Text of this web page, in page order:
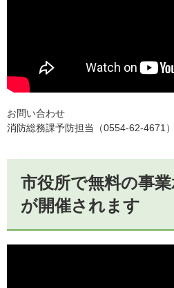
お問い合わせ
消防総務課予防担当（0554-62-4671）
市役所で無料の事
が開催されます